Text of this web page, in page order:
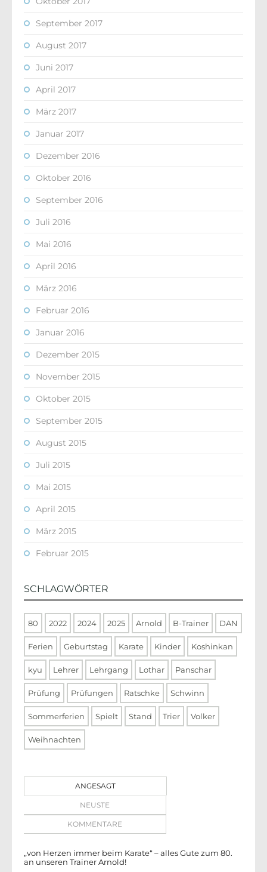
September 2017
August 2017
Juni 2017
April 2017
März 2017
Januar 2017
Dezember 2016
Oktober 2016
September 2016
Juli 2016
Mai 2016
April 2016
März 2016
Februar 2016
Januar 2016
Dezember 2015
November 2015
Oktober 2015
September 2015
August 2015
Juli 2015
Mai 2015
April 2015
März 2015
Februar 2015
SCHLAGWÖRTER
80 2022 2024 2025 Arnold B-Trainer DAN
Ferien Geburtstag Karate Kinder Koshinkan
kyu Lehrer Lehrgang Lothar Panschar
Prüfung Prüfungen Ratschke Schwinn
Sommerferien Spielt Stand Trier Volker
Weihnachten
ANGESAGT
NEUSTE
KOMMENTARE
„von Herzen immer beim Karate“ – alles Gute zum 80.
an unseren Trainer Arnold!